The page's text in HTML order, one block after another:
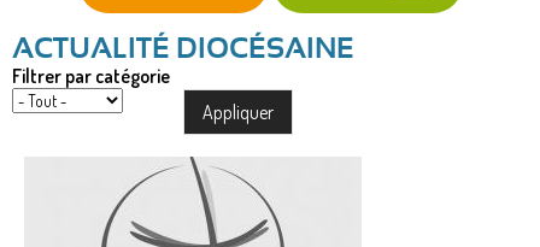
Filtrer par catégorie